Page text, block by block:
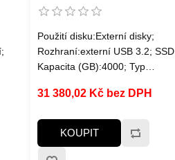
Použití disku:Externí disky;
Rozhraní:externí USB 3.2; SSD
Kapacita (GB):4000; Typ
čtení MB/s:2000MB/s a víc;
MB/s:2000MB/s a víc
31 380,02 Kč bez DPH
KOUPIT